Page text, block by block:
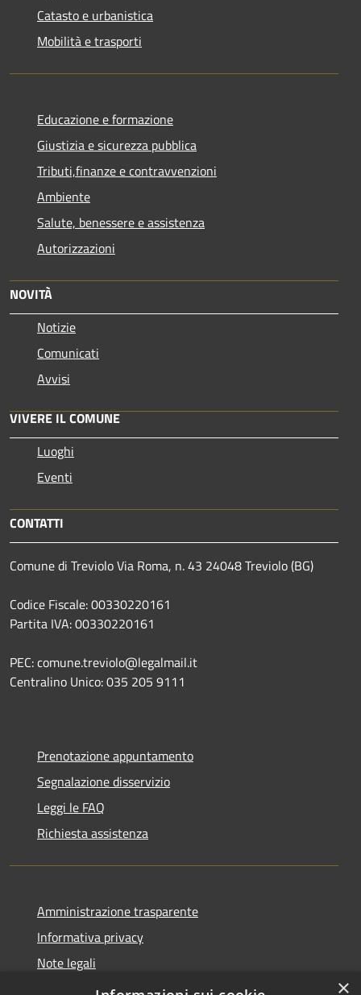
Catasto e urbanistica
Mobilità e trasporti
Educazione e formazione
Giustizia e sicurezza pubblica
Tributi,finanze e contravvenzioni
Ambiente
Salute, benessere e assistenza
Autorizzazioni
NOVITÀ
Notizie
Comunicati
Avvisi
VIVERE IL COMUNE
Luoghi
Eventi
CONTATTI
Comune di Treviolo Via Roma, n. 43 24048 Treviolo (BG)
Codice Fiscale: 00330220161
Partita IVA: 00330220161
PEC: comune.treviolo@legalmail.it
Centralino Unico:035 205 9111
Prenotazione appuntamento
Segnalazione disservizio
Leggi le FAQ
Richiesta assistenza
Amministrazione trasparente
Informativa privacy
Note legali
Dichiarazione di accessibilità
×